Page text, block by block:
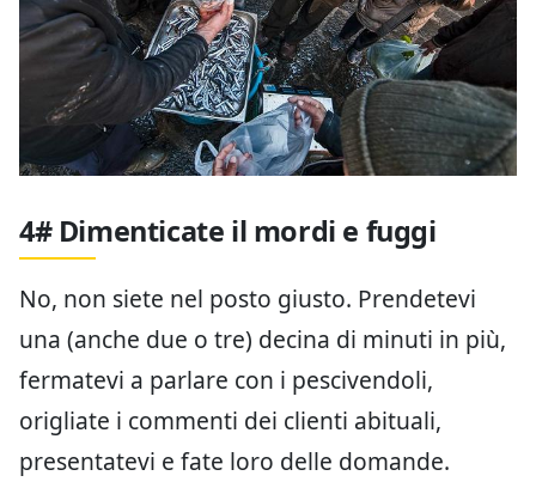
4# Dimenticate il mordi e fuggi
No, non siete nel posto giusto. Prendetevi
una (anche due o tre) decina di minuti in più,
fermatevi a parlare con i pescivendoli,
origliate i commenti dei clienti abituali,
presentatevi e fate loro delle domande.